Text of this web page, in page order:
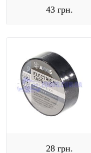
43 грн.
28 грн.